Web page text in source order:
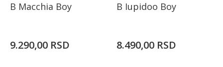
B Macchia Boy
9.290,00 RSD
B Iupidoo Boy
8.490,00 RSD